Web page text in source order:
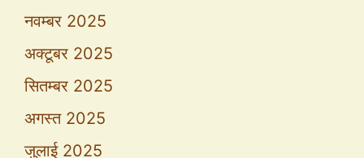
नवम्बर 2025
अक्टूबर 2025
सितम्बर 2025
अगस्त 2025
जुलाई 2025